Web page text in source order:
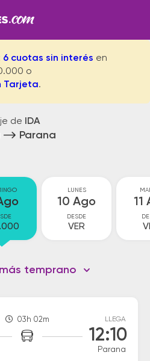
6 cuotas sin interés en
o
Tarjeta.
de IDA
Parana
LUNES
10 Ago
DESDE
VER
11
más temprano
03h 02m LLEGA
12:10
Parana